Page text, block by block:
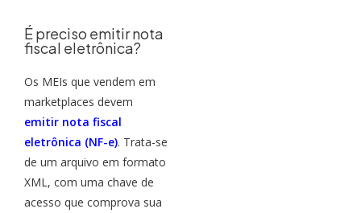
É preciso emitir nota
fiscal eletrônica?
Os MEIs que vendem em
marketplaces devem
emitir nota fiscal
eletrônica (NF-e). Trata-se
de um arquivo em formato
XML, com uma chave de
acesso que comprova sua